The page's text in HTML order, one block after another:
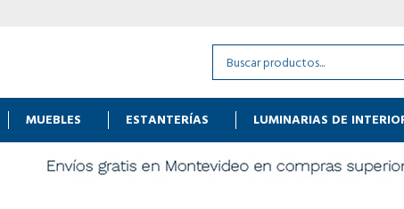
MUEBLES ESTANTERÍAS LUMINARIAS DE